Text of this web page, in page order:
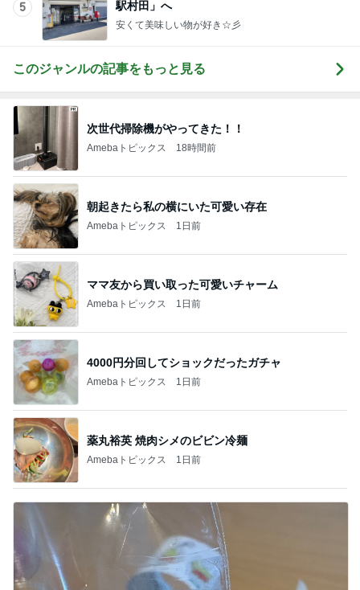
5
駅村田」へ
安くて美味しい物が好き☆彡
このジャンルの記事をもっと見る
次世代掃除機がやってきた！！
Amebaトピックス 18時間前
朝起きたら私の横にいた可愛い存在
Amebaトピックス 1日前
ママ友から買い取った可愛いチャーム
Amebaトピックス 1日前
4000円分回してショックだったガチャ
Amebaトピックス 1日前
薬丸裕英 焼肉シメのビビン冷麺
Amebaトピックス 1日前